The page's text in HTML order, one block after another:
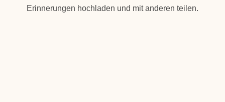
Erinnerungen hochladen und mit anderen teilen.